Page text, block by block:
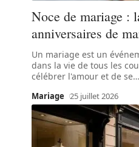
Noce de mariage :
anniversaires de
Un mariage est un
dans la vie de tous les
célébrer l'amour et de se…
Mariage 25 juillet 2026